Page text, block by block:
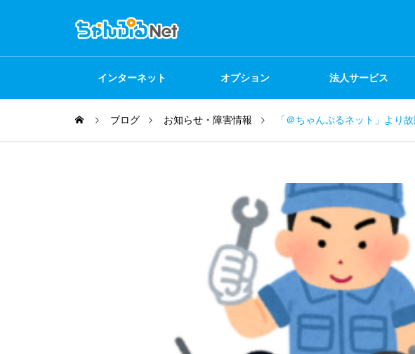
インターネット オプション 法人サービス
ブログ お知らせ・障害情報 「＠ちゃんぷるネット」より